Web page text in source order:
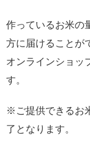
作っているお米の
方に届けることが
オンラインショッ
す。
※ご提供できるお
了となります。